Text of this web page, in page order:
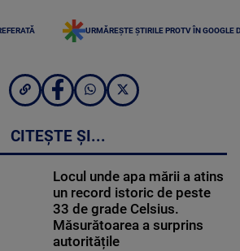
URMĂREȘTE ȘTIRILE PROTV ÎN GOOGLE
CITEȘTE ȘI...
Locul unde apa mării a atins
un record istoric de peste
33 de grade Celsius.
Măsurătoarea a surprins
autoritățile